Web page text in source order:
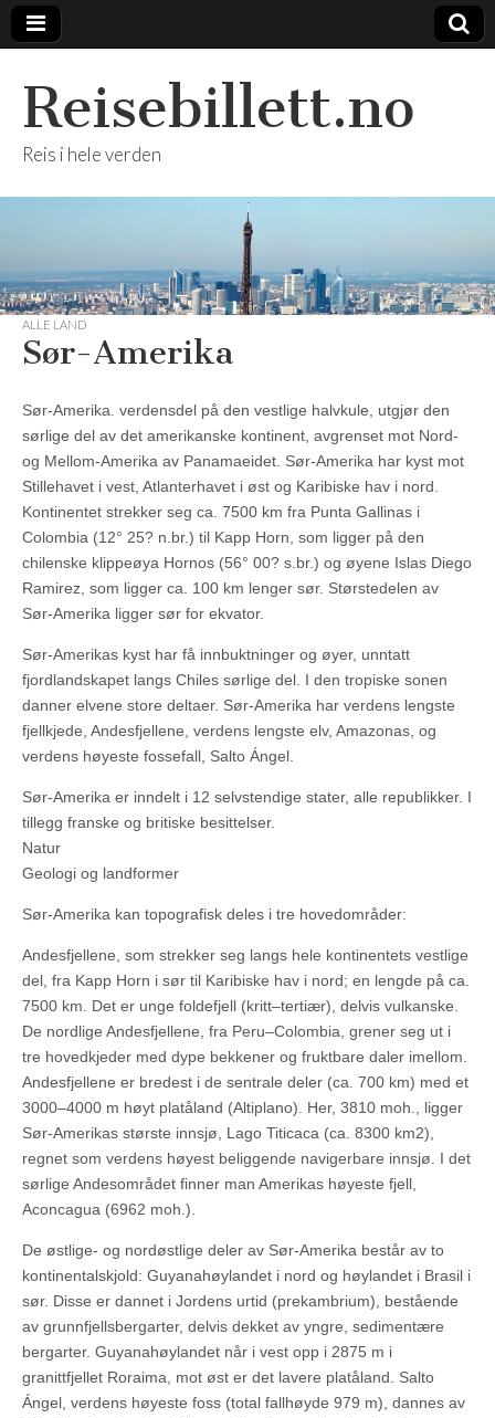
Reisebillett.no
Reis i hele verden
ALLE LAND
Sør-Amerika
Sør-Amerika. verdensdel på den vestlige halvkule, utgjør den
sørlige del av det amerikanske kontinent, avgrenset mot Nord-
og Mellom-Amerika av Panamaeidet. Sør-Amerika har kyst mot
Stillehavet i vest, Atlanterhavet i øst og Karibiske hav i nord.
Kontinentet strekker seg ca. 7500 km fra Punta Gallinas i
Colombia (12° 25? n.br.) til Kapp Horn, som ligger på den
chilenske klippeøya Hornos (56° 00? s.br.) og øyene Islas Diego
Ramirez, som ligger ca. 100 km lenger sør. Størstedelen av
Sør-Amerika ligger sør for ekvator.
Sør-Amerikas kyst har få innbuktninger og øyer, unntatt
fjordlandskapet langs Chiles sørlige del. I den tropiske sonen
danner elvene store deltaer. Sør-Amerika har verdens lengste
fjellkjede, Andesfjellene, verdens lengste elv, Amazonas, og
verdens høyeste fossefall, Salto Ángel.
Sør-Amerika er inndelt i 12 selvstendige stater, alle republikker. I
tillegg franske og britiske besittelser.
Natur
Geologi og landformer
Sør-Amerika kan topografisk deles i tre hovedområder:
Andesfjellene, som strekker seg langs hele kontinentets vestlige
del, fra Kapp Horn i sør til Karibiske hav i nord; en lengde på ca.
7500 km. Det er unge foldefjell (kritt–tertiær), delvis vulkanske.
De nordlige Andesfjellene, fra Peru–Colombia, grener seg ut i
tre hovedkjeder med dype bekkener og fruktbare daler imellom.
Andesfjellene er bredest i de sentrale deler (ca. 700 km) med et
3000–4000 m høyt platåland (Altiplano). Her, 3810 moh., ligger
Sør-Amerikas største innsjø, Lago Titicaca (ca. 8300 km2),
regnet som verdens høyest beliggende navigerbare innsjø. I det
sørlige Andesområdet finner man Amerikas høyeste fjell,
Aconcagua (6962 moh.).
De østlige- og nordøstlige deler av Sør-Amerika består av to
kontinentalskjold: Guyanahøylandet i nord og høylandet i Brasil i
sør. Disse er dannet i Jordens urtid (prekambrium), bestående
av grunnfjellsbergarter, delvis dekket av yngre, sedimentære
bergarter. Guyanahøylandet når i vest opp i 2875 m i
granittfjellet Roraima, mot øst er det lavere platåland. Salto
Ángel, verdens høyeste foss (total fallhøyde 979 m), dannes av